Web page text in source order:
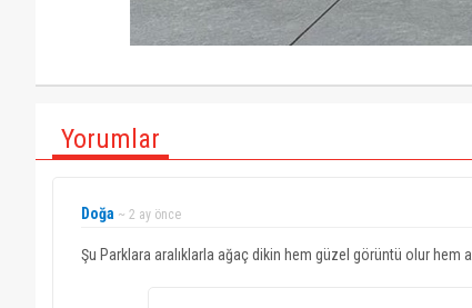
Yorumlar
Doğa ~ 2 ay önce
Şu Parklara aralıklarla ağaç dikin hem güzel görüntü olur